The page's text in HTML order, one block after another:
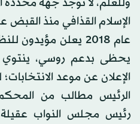
الإسلام القذافي منذ
عام 2018 يعلن
يحظى بدعم روسي، ينتوي
الإعلان عن موعد
الرئيس مطالب من المحكمة
رئيس مجلس النواب